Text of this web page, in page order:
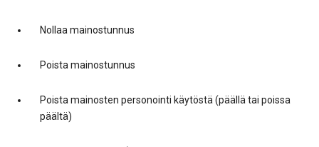
Nollaa mainostunnus
Poista mainostunnus
Poista mainosten personointi käytöstä (päällä tai poissa
päältä)